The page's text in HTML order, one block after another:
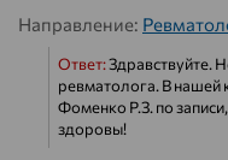
Направление:
Ответ:Здравствуйте.
ревматолога. В нашей
Фоменко Р.З. по
здоровы!